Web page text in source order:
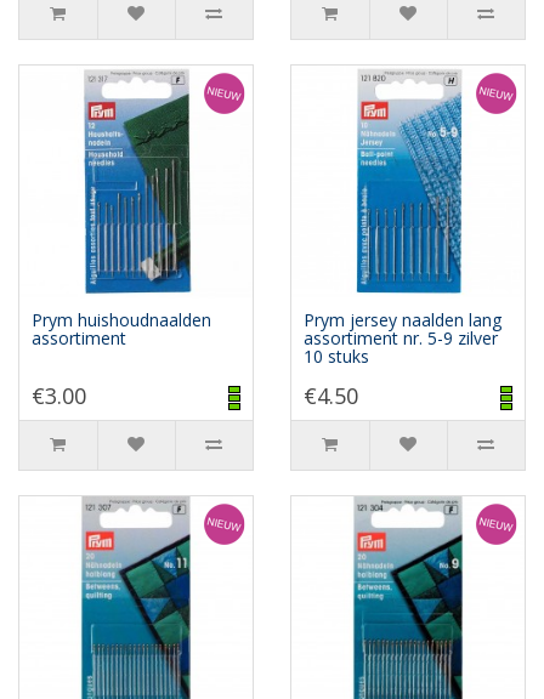
Prym huishoudnaalden
assortiment
€3.00
Prym jersey naalden lang
assortiment nr. 5-9 zilver
10 stuks
€4.50